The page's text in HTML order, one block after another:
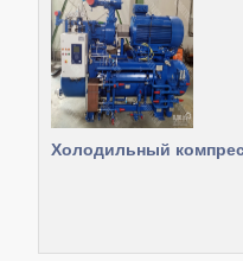
Холодильный